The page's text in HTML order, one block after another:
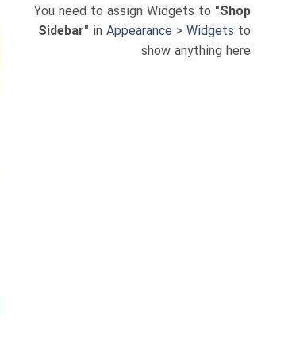
You need to assign Widgets to "Shop
Sidebar" in Appearance > Widgets to
show anything here